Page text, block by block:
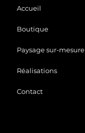
Accueil
Boutique
Paysage sur-mesure
Réalisations
Contact